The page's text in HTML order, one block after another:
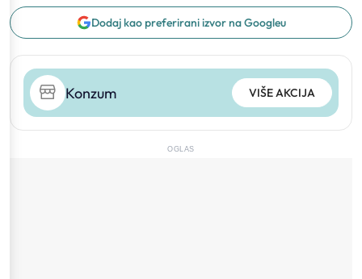
Dodaj kao preferirani izvor na Googleu
Konzum VIŠE AKCIJA
OGLAS